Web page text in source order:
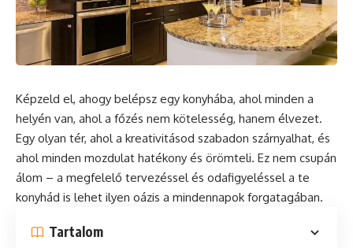
Képzeld el, ahogy belépsz egy konyhába, ahol minden a
helyén van, ahol a főzés nem kötelesség, hanem élvezet.
Egy olyan tér, ahol a kreativitásod szabadon szárnyalhat, és
ahol minden mozdulat hatékony és örömteli. Ez nem csupán
álom – a megfelelő tervezéssel és odafigyeléssel a te
konyhád is lehet ilyen oázis a mindennapok forgatagában.
Tartalom